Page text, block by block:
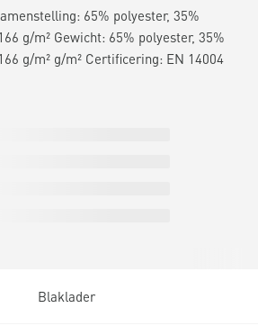
65% polyester, 35%
g/m² Gewicht: 65% polyester, 35%
g/m² g/m² Certificering: EN 14004
Blaklader